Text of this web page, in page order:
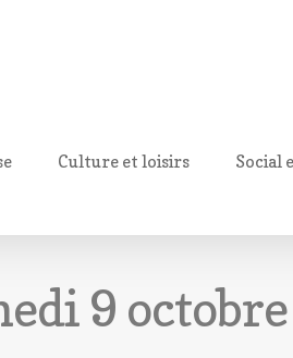
Culture et loisirs Social
9